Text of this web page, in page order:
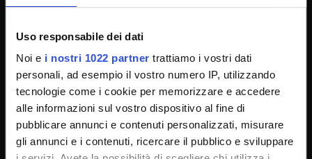
Uso responsabile dei dati
Noi e i nostri 1022 partner trattiamo i vostri dati
personali, ad esempio il vostro numero IP, utilizzando
tecnologie come i cookie per memorizzare e accedere
alle informazioni sul vostro dispositivo al fine di
pubblicare annunci e contenuti personalizzati, misurare
gli annunci e i contenuti, ricercare il pubblico e sviluppare
Amministrazione trasparente
Albo Ufficiale
Concorsi
Gare di appalto